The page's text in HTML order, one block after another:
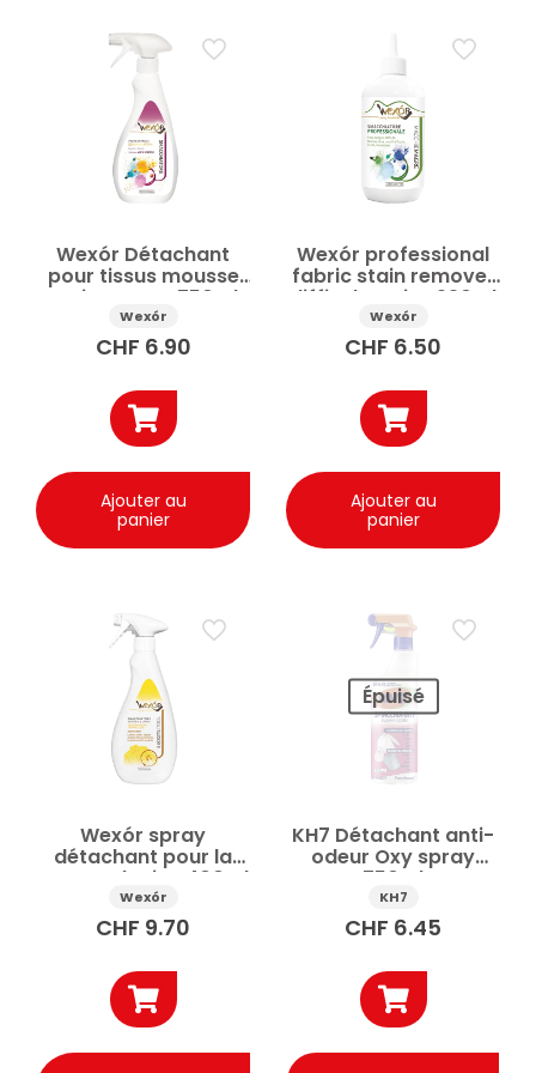
Wexór Détachant
pour tissus mousse
active spray 750ml
Wexór
CHF 6.90
Ajouter au
panier
Wexór professional
fabric stain remover
difficult stains 220ml
Wexór
CHF 6.50
Ajouter au
panier
Wexór spray
détachant pour la
sueur et l’urine 400ml
Wexór
CHF 9.70
Épuisé
KH7 Détachant anti-
odeur Oxy spray
750ml
KH7
CHF 6.45